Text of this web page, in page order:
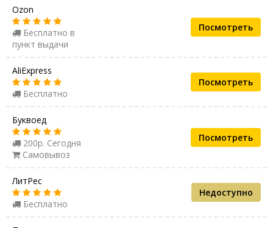
Ozon
Бесплатно в
пункт выдачи
Посмотреть
AliExpress
Бесплатно
Посмотреть
Буквоед
200р. Сегодня
Самовывоз
Посмотреть
ЛитРес
Бесплатно
Недоступно